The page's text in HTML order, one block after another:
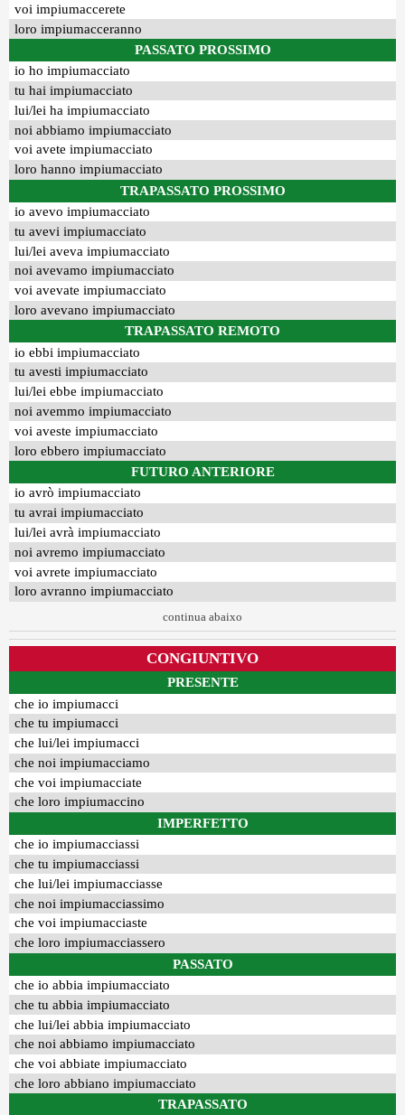
voi impiumaccerete
loro impiumacceranno
PASSATO PROSSIMO
io ho impiumacciato
tu hai impiumacciato
lui/lei ha impiumacciato
noi abbiamo impiumacciato
voi avete impiumacciato
loro hanno impiumacciato
TRAPASSATO PROSSIMO
io avevo impiumacciato
tu avevi impiumacciato
lui/lei aveva impiumacciato
noi avevamo impiumacciato
voi avevate impiumacciato
loro avevano impiumacciato
TRAPASSATO REMOTO
io ebbi impiumacciato
tu avesti impiumacciato
lui/lei ebbe impiumacciato
noi avemmo impiumacciato
voi aveste impiumacciato
loro ebbero impiumacciato
FUTURO ANTERIORE
io avrò impiumacciato
tu avrai impiumacciato
lui/lei avrà impiumacciato
noi avremo impiumacciato
voi avrete impiumacciato
loro avranno impiumacciato
continua abaixo
CONGIUNTIVO
PRESENTE
che io impiumacci
che tu impiumacci
che lui/lei impiumacci
che noi impiumacciamo
che voi impiumacciate
che loro impiumaccino
IMPERFETTO
che io impiumacciassi
che tu impiumacciassi
che lui/lei impiumacciasse
che noi impiumacciassimo
che voi impiumacciaste
che loro impiumacciassero
PASSATO
che io abbia impiumacciato
che tu abbia impiumacciato
che lui/lei abbia impiumacciato
che noi abbiamo impiumacciato
che voi abbiate impiumacciato
che loro abbiano impiumacciato
TRAPASSATO